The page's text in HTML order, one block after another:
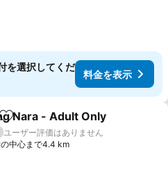
を選択してくだ
料金を表示
お気に入りに追加
Nara - Adult Only
ユーザー評価はありません
中心まで4.4 km